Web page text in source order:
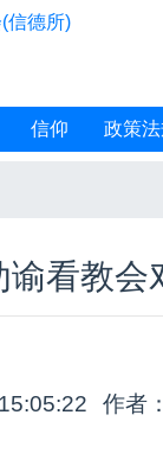
信德所)
信仰 政策
谕看教会
作者